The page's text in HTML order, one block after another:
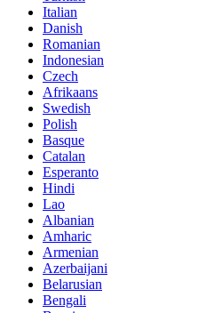
Italian
Danish
Romanian
Indonesian
Czech
Afrikaans
Swedish
Polish
Basque
Catalan
Esperanto
Hindi
Lao
Albanian
Amharic
Armenian
Azerbaijani
Belarusian
Bengali